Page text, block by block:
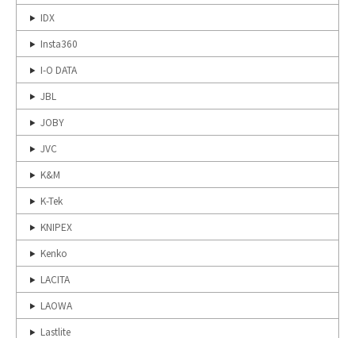
IDX
Insta360
I-O DATA
JBL
JOBY
JVC
K&M
K-Tek
KNIPEX
Kenko
LACITA
LAOWA
Lastlite